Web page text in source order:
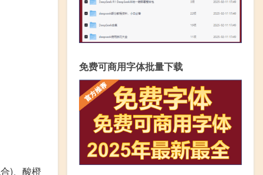
)、酸橙
免费可商用字体批量下载